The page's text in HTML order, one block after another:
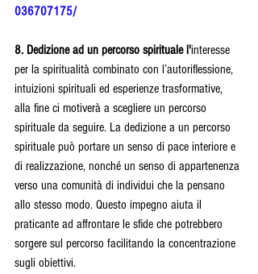
036707175/
8. Dedizione ad un percorso spirituale l'interesse
per la spiritualità combinato con l’autoriflessione,
intuizioni spirituali ed esperienze trasformative,
alla fine ci motiverà a scegliere un percorso
spirituale da seguire. La dedizione a un percorso
spirituale può portare un senso di pace interiore e
di realizzazione, nonché un senso di appartenenza
verso una comunità di individui che la pensano
allo stesso modo. Questo impegno aiuta il
praticante ad affrontare le sfide che potrebbero
sorgere sul percorso facilitando la concentrazione
sugli obiettivi.